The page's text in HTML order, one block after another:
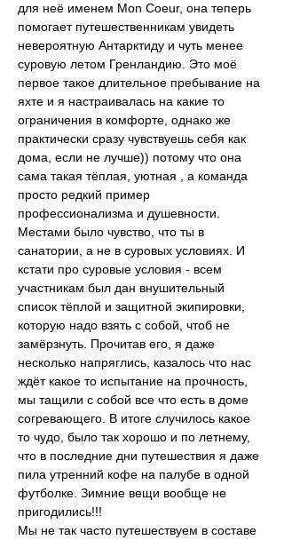
для неё именем Mon Coeur, она теперь
помогает путешественникам увидеть
невероятную Антарктиду и чуть менее
суровую летом Гренландию. Это моё
первое такое длительное пребывание на
яхте и я настраивалась на какие то
ограничения в комфорте, однако же
практически сразу чувствуешь себя как
дома, если не лучше)) потому что она
сама такая тёплая, уютная , а команда
просто редкий пример
профессионализма и душевности.
Местами было чувство, что ты в
санатории, а не в суровых условиях. И
кстати про суровые условия - всем
участникам был дан внушительный
список тёплой и защитной экипировки,
которую надо взять с собой, чтоб не
замёрзнуть. Прочитав его, я даже
несколько напряглись, казалось что нас
ждёт какое то испытание на прочность,
мы тащили с собой все что есть в доме
согревающего. В итоге случилось какое
то чудо, было так хорошо и по летнему,
что в последние дни путешествия я даже
пила утренний кофе на палубе в одной
футболке. Зимние вещи вообще не
пригодились!!!
Мы не так часто путешествуем в составе